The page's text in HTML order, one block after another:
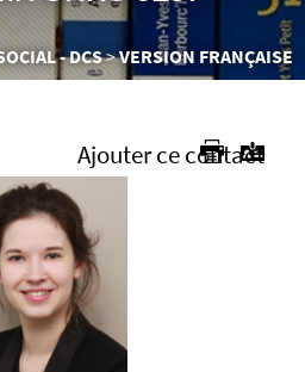
- DCS VERSION FRANÇAISE
Ajouter ce contact